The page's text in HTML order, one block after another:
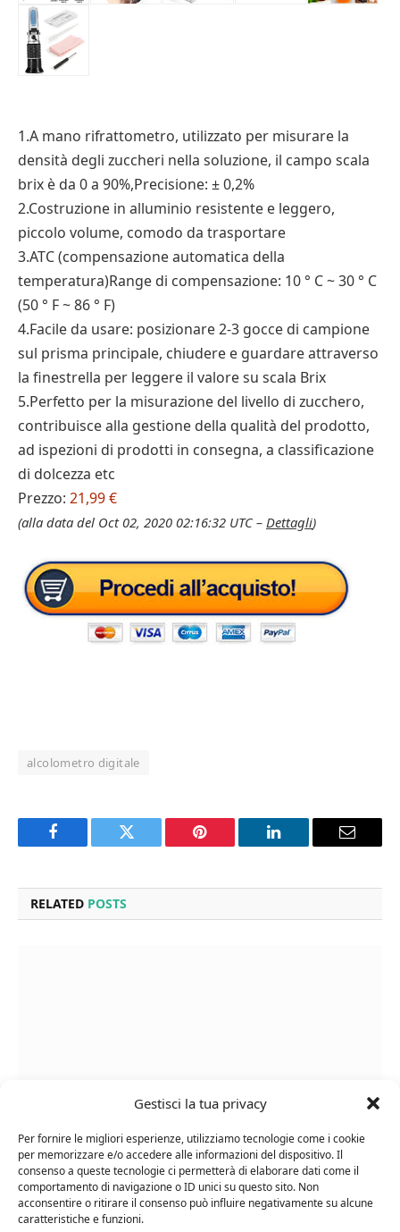
Gestisci la tua privacy
Per fornire le migliori esperienze, utilizziamo tecnologie come i cookie
per memorizzare e/o accedere alle informazioni del dispositivo. Il
consenso a queste tecnologie ci permetterà di elaborare dati come il
comportamento di navigazione o ID unici su questo sito. Non
acconsentire o ritirare il consenso può influire negativamente su alcune
caratteristiche e funzioni.
1.A mano rifrattometro, utilizzato per misurare la
densità degli zuccheri nella soluzione, il campo scala
brix è da 0 a 90%,Precisione: ± 0,2%
2.Costruzione in alluminio resistente e leggero,
piccolo volume, comodo da trasportare
3.ATC (compensazione automatica della
temperatura)Range di compensazione: 10 ° C ~ 30 ° C
(50 ° F ~ 86 ° F)
4.Facile da usare: posizionare 2-3 gocce di campione
sul prisma principale, chiudere e guardare attraverso
la finestrella per leggere il valore su scala Brix
5.Perfetto per la misurazione del livello di zucchero,
contribuisce alla gestione della qualità del prodotto,
ad ispezioni di prodotti in consegna, a classificazione
di dolcezza etc
Prezzo: 21,99 €
(alla data del Oct 02, 2020 02:16:32 UTC – Dettagli)
alcolometro digitale
Facebook Twitter Pinterest LinkedIn Email
RELATED POSTS
Cipriani Arrigo, Vino Rosso Veneto IGT 2015,
Bottiglia Numerata, Produzione Limitata, 750 Ml